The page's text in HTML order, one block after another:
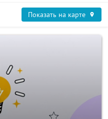
Показать на карте